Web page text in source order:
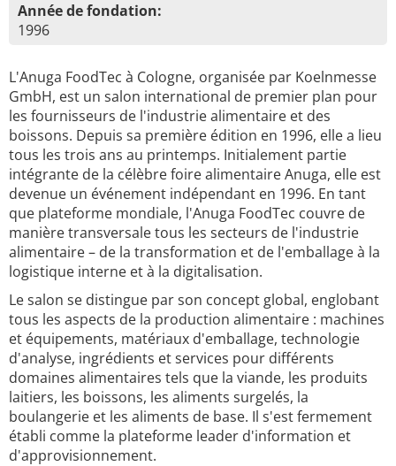
Année de fondation:
1996
L'Anuga FoodTec à Cologne, organisée par Koelnmesse
GmbH, est un salon international de premier plan pour
les fournisseurs de l'industrie alimentaire et des
boissons. Depuis sa première édition en 1996, elle a lieu
tous les trois ans au printemps. Initialement partie
intégrante de la célèbre foire alimentaire Anuga, elle est
devenue un événement indépendant en 1996. En tant
que plateforme mondiale, l'Anuga FoodTec couvre de
manière transversale tous les secteurs de l'industrie
alimentaire – de la transformation et de l'emballage à la
logistique interne et à la digitalisation.
Le salon se distingue par son concept global, englobant
tous les aspects de la production alimentaire : machines
et équipements, matériaux d'emballage, technologie
d'analyse, ingrédients et services pour différents
domaines alimentaires tels que la viande, les produits
laitiers, les boissons, les aliments surgelés, la
boulangerie et les aliments de base. Il s'est fermement
établi comme la plateforme leader d'information et
d'approvisionnement.